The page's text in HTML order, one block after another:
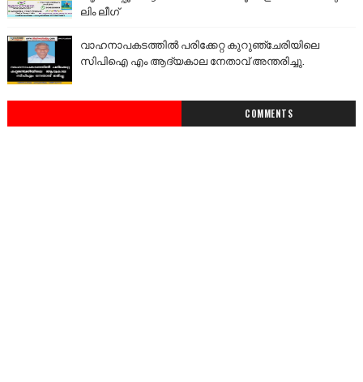
ലിം ലീഗ്
വാഹനാപകടത്തിൽ പരിക്കേറ്റ കുറുഞ്ചേരിയിലെ
സിപിഐ എം ആദ്യകാല നേതാവ് അന്തരിച്ചു.
COMMENTS